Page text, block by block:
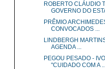
ROBERTO CLÁUDIO
GOVERNO DO
PRÊMIO
CONVOCADOS ...
LINDBERGH
AGENDA ...
PEGOU PESADO -
"CUIDADO COM A